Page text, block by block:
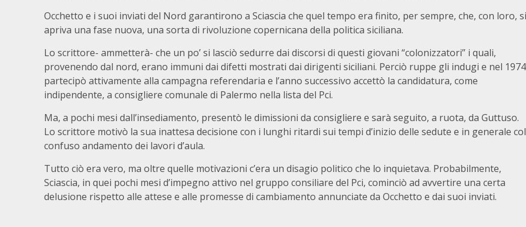
Occhetto e i suoi inviati del Nord garantirono a Sciascia che quel tempo era finito, per sempre, che, con loro, si
apriva una fase nuova, una sorta di rivoluzione copernicana della politica siciliana.
Lo scrittore- ammetterà- che un po’ si lasciò sedurre dai discorsi di questi giovani “colonizzatori” i quali,
provenendo dal nord, erano immuni dai difetti mostrati dai dirigenti siciliani. Perciò ruppe gli indugi e nel 1974
partecipò attivamente alla campagna referendaria e l’anno successivo accettò la candidatura, come
indipendente, a consigliere comunale di Palermo nella lista del Pci.
Ma, a pochi mesi dall’insediamento, presentò le dimissioni da consigliere e sarà seguito, a ruota, da Guttuso.
Lo scrittore motivò la sua inattesa decisione con i lunghi ritardi sui tempi d’inizio delle sedute e in generale col
confuso andamento dei lavori d’aula.
Tutto ciò era vero, ma oltre quelle motivazioni c’era un disagio politico che lo inquietava. Probabilmente,
Sciascia, in quei pochi mesi d’impegno attivo nel gruppo consiliare del Pci, cominciò ad avvertire una certa
delusione rispetto alle attese e alle promesse di cambiamento annunciate da Occhetto e dai suoi inviati.